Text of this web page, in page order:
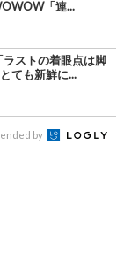
「連...
ラストの着眼点は脚
ても新鮮に...
by